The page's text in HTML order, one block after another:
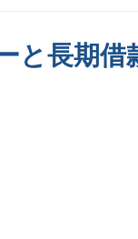
と長期借